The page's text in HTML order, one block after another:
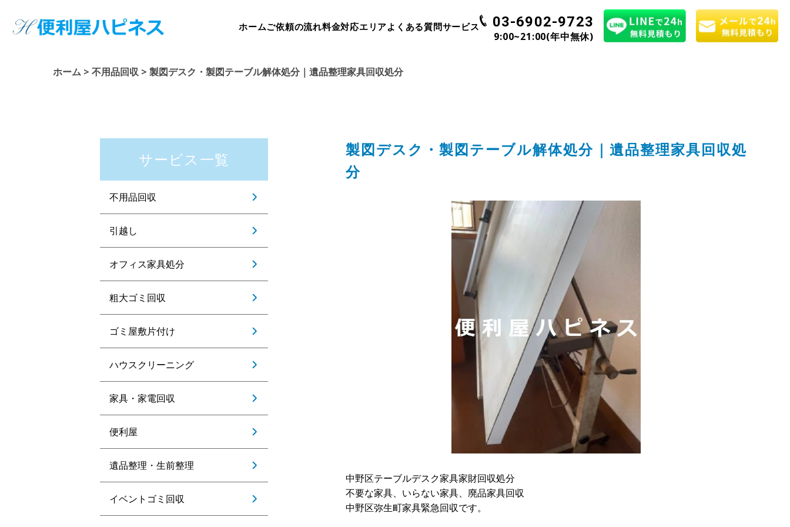
ホームご依頼の流れ料金対応エリアよくある質問サービス 03-6902-9723
9:00~21:00(年中無休)
ホーム > 不用品回収 > 製図デスク・製図テーブル解体処分｜遺品整理家具回収処分
サービス一覧
不用品回収
引越し
オフィス家具処分
粗大ゴミ回収
ゴミ屋敷片付け
ハウスクリーニング
家具・家電回収
便利屋
遺品整理・生前整理
イベントゴミ回収
製図デスク・製図テーブル解体処分｜遺品整理家具回収処
分
中野区テーブルデスク家具家財回収処分
不要な家具、いらない家具、廃品家具回収
中野区弥生町家具緊急回収です。